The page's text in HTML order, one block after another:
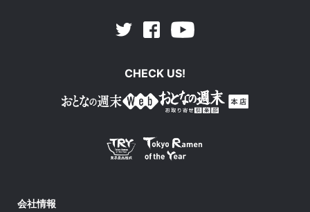
Twitter Facebook
CHECK US!
会社情報